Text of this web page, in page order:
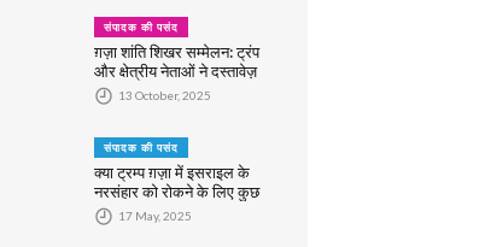
संपादक की पसंद
ग़ज़ा शांति शिखर सम्मेलन: ट्रंप
और क्षेत्रीय नेताओं ने दस्तावेज़
पर हस्ताक्षर किए
13 October, 2025
संपादक की पसंद
क्या ट्रम्प ग़ज़ा में इसराइल के
नरसंहार को रोकने के लिए कुछ
करेंगे?17 May, 2025